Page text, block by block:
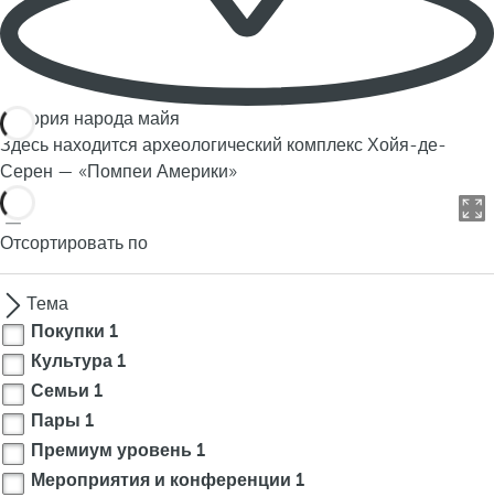
История народа майя
Здесь находится археологический комплекс Хойя-де-
Серен — «Помпеи Америки»
Отсортировать по
Тема
Покупки 1
Культура 1
Семьи 1
Пары 1
Премиум уровень 1
Мероприятия и конференции 1